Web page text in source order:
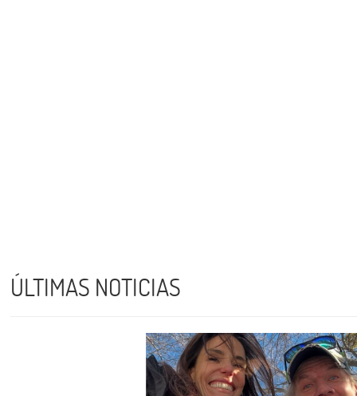
ÚLTIMAS NOTICIAS